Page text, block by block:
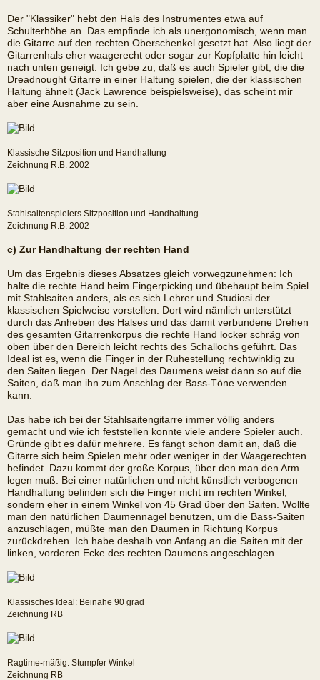
Der "Klassiker" hebt den Hals des Instrumentes etwa auf
Schulterhöhe an. Das empfinde ich als unergonomisch, wenn man
die Gitarre auf den rechten Oberschenkel gesetzt hat. Also liegt der
Gitarrenhals eher waagerecht oder sogar zur Kopfplatte hin leicht
nach unten geneigt. Ich gebe zu, daß es auch Spieler gibt, die die
Dreadnought Gitarre in einer Haltung spielen, die der klassischen
Haltung ähnelt (Jack Lawrence beispielsweise), das scheint mir
aber eine Ausnahme zu sein.
Klassische Sitzposition und Handhaltung
Zeichnung R.B. 2002
Stahlsaitenspielers Sitzposition und Handhaltung
Zeichnung R.B. 2002
c) Zur Handhaltung der rechten Hand
Um das Ergebnis dieses Absatzes gleich vorwegzunehmen: Ich
halte die rechte Hand beim Fingerpicking und übehaupt beim Spiel
mit Stahlsaiten anders, als es sich Lehrer und Studiosi der
klassischen Spielweise vorstellen. Dort wird nämlich unterstützt
durch das Anheben des Halses und das damit verbundene Drehen
des gesamten Gitarrenkorpus die rechte Hand locker schräg von
oben über den Bereich leicht rechts des Schallochs geführt. Das
Ideal ist es, wenn die Finger in der Ruhestellung rechtwinklig zu
den Saiten liegen. Der Nagel des Daumens weist dann so auf die
Saiten, daß man ihn zum Anschlag der Bass-Töne verwenden
kann.
Das habe ich bei der Stahlsaitengitarre immer völlig anders
gemacht und wie ich feststellen konnte viele andere Spieler auch.
Gründe gibt es dafür mehrere. Es fängt schon damit an, daß die
Gitarre sich beim Spielen mehr oder weniger in der Waagerechten
befindet. Dazu kommt der große Korpus, über den man den Arm
legen muß. Bei einer natürlichen und nicht künstlich verbogenen
Handhaltung befinden sich die Finger nicht im rechten Winkel,
sondern eher in einem Winkel von 45 Grad über den Saiten. Wollte
man den natürlichen Daumennagel benutzen, um die Bass-Saiten
anzuschlagen, müßte man den Daumen in Richtung Korpus
zurückdrehen. Ich habe deshalb von Anfang an die Saiten mit der
linken, vorderen Ecke des rechten Daumens angeschlagen.
Klassisches Ideal: Beinahe 90 grad
Zeichnung RB
Ragtime-mäßig: Stumpfer Winkel
Zeichnung RB